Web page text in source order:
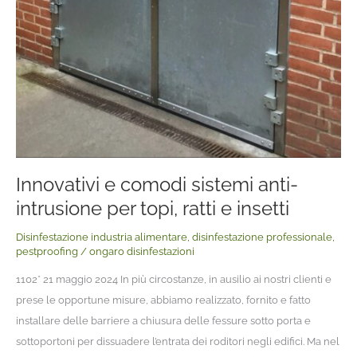
Innovativi e comodi sistemi anti-
intrusione per topi, ratti e insetti
Disinfestazione industria alimentare, disinfestazione professionale,
pestproofing / ongaro disinfestazioni
1102* 21 maggio 2024 In più circostanze, in ausilio ai nostri clienti e
prese le opportune misure, abbiamo realizzato, fornito e fatto
installare delle barriere a chiusura delle fessure sotto porta e
sottoportoni per dissuadere l’entrata dei roditori negli edifici. Ma nel